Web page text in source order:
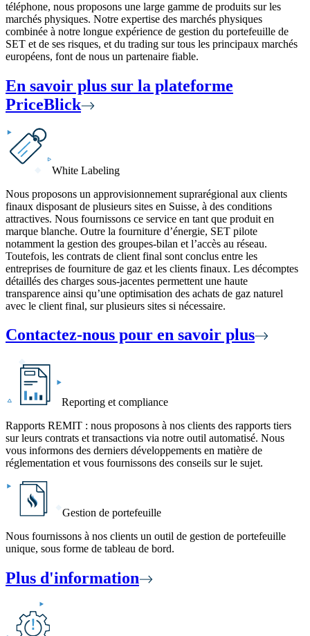
téléphone, nous proposons une large gamme de produits sur les
marchés physiques. Notre expertise des marchés physiques
combinée à notre longue expérience de gestion du portefeuille de
SET et de ses risques, et du trading sur tous les principaux marchés
européens, font de nous un partenaire fiable.
En savoir plus sur la plateforme
PriceBlick
White Labeling
Nous proposons un approvisionnement suprarégional aux clients
finaux disposant de plusieurs sites en Suisse, à des conditions
attractives. Nous fournissons ce service en tant que produit en
marque blanche. Outre la fourniture d’énergie, SET pilote
notamment la gestion des groupes-bilan et l’accès au réseau.
Toutefois, les contrats de client final sont conclus entre les
entreprises de fourniture de gaz et les clients finaux. Les décomptes
détaillés des charges sous-jacentes permettent une haute
transparence ainsi qu’une optimisation des achats de gaz naturel
avec le client final, sur plusieurs sites si nécessaire.
Contactez-nous pour en savoir plus
Reporting et compliance
Rapports REMIT : nous proposons à nos clients des rapports tiers
sur leurs contrats et transactions via notre outil automatisé. Nous
vous informons des derniers développements en matière de
réglementation et vous fournissons des conseils sur le sujet.
Gestion de portefeuille
Nous fournissons à nos clients un outil de gestion de portefeuille
unique, sous forme de tableau de bord.
Plus d'information